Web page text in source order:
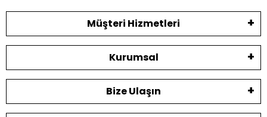
Müşteri Hizmetleri
Kurumsal
Bize Ulaşın